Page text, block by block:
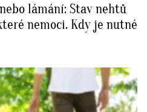
lámání: Stav nehtů
nemoci. Kdy je nutné